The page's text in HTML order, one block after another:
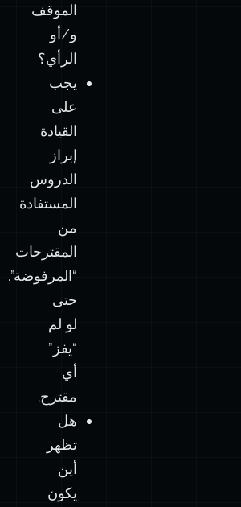
الموقف
و/أو
الرأي؟
يجب
على
القيادة
إبراز
الدروس
المستفادة
من
المقترحات
“المرفوضة”.
حتى
لو لم
“يفز”
أي
مقترح.
هل
تظهر
أين
يكون